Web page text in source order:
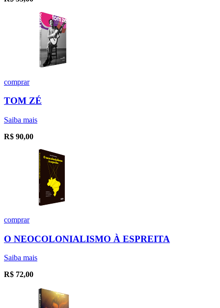
comprar
TOM ZÉ
Saiba mais
R$ 90,00
comprar
O NEOCOLONIALISMO À ESPREITA
Saiba mais
R$ 72,00